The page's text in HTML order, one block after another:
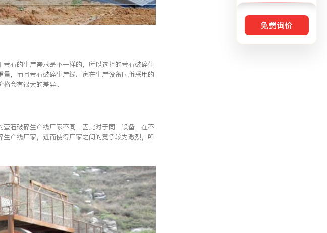
石的生产需求是不一样的，所以选择的萤石破碎生
，而且萤石破碎生产线厂家在生产设备时所采用的
会有很大的差异。
石破碎生产线厂家不同，因此对于同一设备，在不
产线厂家，进而使得厂家之间的竞争较为激烈，所
免费询价